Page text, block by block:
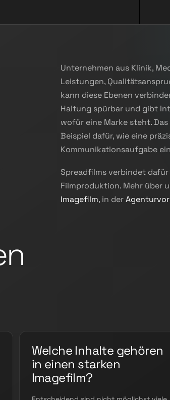
Unternehmen aus Klinik,
Leistungen,
kann diese Ebenen
Haltung spürbar und gibt
wofür eine Marke steht.
Beispiel dafür, wie eine
Kommunikationsaufgabe
Spreadfilms verbindet
Filmproduktion. Mehr über
Imagefilm, in der
Welche Inhalte gehören
in einen starken
Imagefilm?